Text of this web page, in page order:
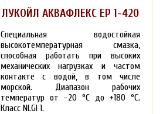
ЛУКОЙЛ АКВАФЛЕКС ЕР 1-420
Cпециальная водостойкая
высокотемпературная смазка,
способная работать при высоких
механических нагрузках и частом
контакте с водой, в том числе
морской. Диапазон рабочих
температур от –20 °С до +180 °С.
Класс NLGI 1.